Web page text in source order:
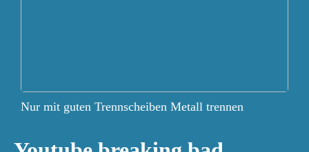
Nur mit guten Trennscheiben Metall trennen